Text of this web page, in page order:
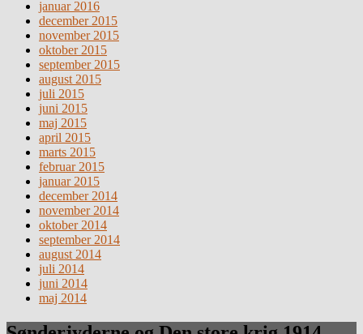
januar 2016
december 2015
november 2015
oktober 2015
september 2015
august 2015
juli 2015
juni 2015
maj 2015
april 2015
marts 2015
februar 2015
januar 2015
december 2014
november 2014
oktober 2014
september 2014
august 2014
juli 2014
juni 2014
maj 2014